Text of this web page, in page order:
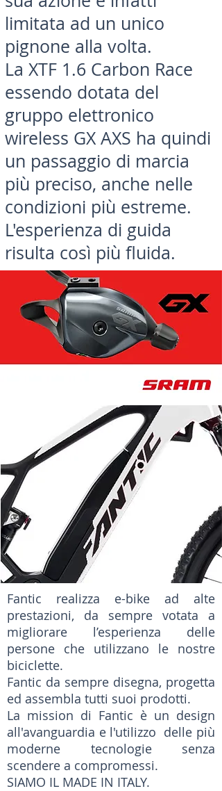
limitata ad un unico
pignone alla volta.
La XTF 1.6 Carbon Race
essendo dotata del
gruppo elettronico
wireless GX AXS ha quindi
un passaggio di marcia
più preciso, anche nelle
condizioni più estreme.
L'esperienza di guida
risulta così più fluida.
Fantic realizza e-bike ad alte
prestazioni, da sempre votata a
migliorare l’esperienza delle
persone che utilizzano le nostre
biciclette.
Fantic da sempre disegna, progetta
ed assembla tutti suoi prodotti.
La mission di Fantic è un design
all'avanguardia e l'utilizzo delle più
moderne tecnologie senza
scendere a compromessi.
SIAMO IL MADE IN ITALY.